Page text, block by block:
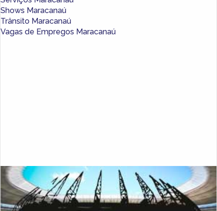
Shows Maracanaú
Trânsito Maracanaú
Vagas de Empregos Maracanaú